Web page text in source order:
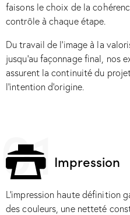
faisons le choix de la
contrôle à chaque étape.
Du travail de l’image à la
jusqu’au façonnage final, nos
assurent la continuité du
l’intention d’origine.
01 Impression
L’impression haute définition
des couleurs, une netteté